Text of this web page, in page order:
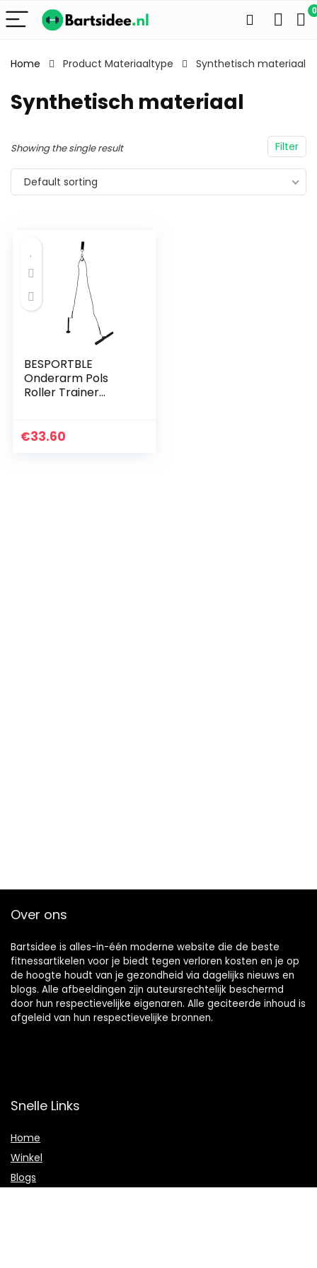
0
Home Product Materiaaltype Synthetisch materiaal
Synthetisch materiaal
Filter
Showing the single result
Default sorting
BESPORTBLE
Onderarm Pols
Roller Trainer
Krachttraining Arm
€33.60
Over ons
Bartsidee is alles-in-één moderne website die de beste
fitnessartikelen voor je biedt tegen verloren kosten en je op
de hoogte houdt van je gezondheid via dagelijks nieuws en
blogs. Alle afbeeldingen zijn auteursrechtelijk beschermd
door hun respectievelijke eigenaren. Alle geciteerde inhoud is
afgeleid van hun respectievelijke bronnen.
Snelle Links
Home
Winkel
Blogs